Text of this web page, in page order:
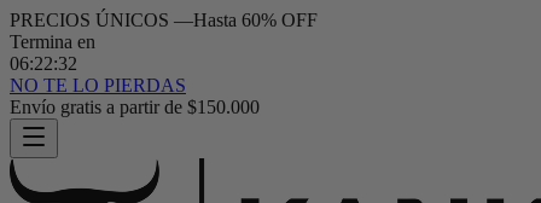
PRECIOS ÚNICOS —Hasta 60% OFF
Termina en
06:22:31
NO TE LO PIERDAS
20% OFF por transferencia